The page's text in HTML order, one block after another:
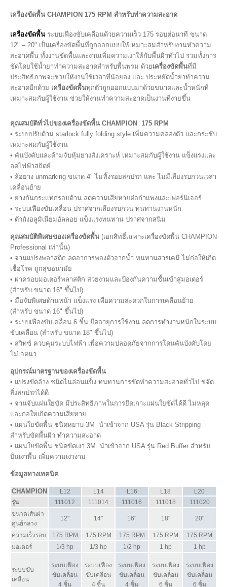
เครื่องขัดพื้น CHAMPION 175 RPM สำหรับทำความสะอาด
เครื่องขัดพื้น ระบบเฟืองขับเคลื่อนด้วยความเร็ว 175 รอบต่อนาที ขนาด
12" – 20" เป็นเครื่องขัดพื้นที่ถูกออกแบบให้เหมาะสมสำหรับงานทำความ
สะอาดพื้น ทั้งงานขัดพื้นและงานเพิ่มความเงาให้กับพื้นผิวทั่วไป รวมทั้งการ
ขัดโดยใช้น้ำยาทำความสะอาดสำหรับพื้นพรม ด้วยเครื่องขัดพื้นที่มี
ประสิทธิภาพจะช่วยให้งานใช้เวลาที่น้อยลง และ ประหยัดน้ำยาทำความ
สะอาดอีกด้วย เครื่องขัดพื้นทุกตัวถูกออกแบบมาด้วยขนาดและน้ำหนักที่
เหมาะสมกับผู้ใช้งาน ช่วยให้งานทำความสะอาดเป็นงานที่ง่ายขึ้น
คุณสมบัติทั่วไปของเครื่องขัดพื้น CHAMPION 175 RPM
• ระบบปรับด้าม starlock fully folding style เพิ่มความคล่องตัว และกระชับ
เหมาะสมกับผู้ใช้งาน
• คันบังคับและด้ามจับหุ้มยางสังเคราะห์ เหมาะสมกับผู้ใช้งาน แข็งแรงและ
ลดไฟฟ้าสถิตย์
• ล้อยาง unmarking ขนาด 4" ไม่ทิ้งรอยสกปรก และ ไม่มีเสียงรบกวนเวลา
เคลื่อนย้าย
• ยางกันกระแทกรอบด้าน ลดความเสียหายต่อกำแพงและเฟอร์นิเจอร์
• ระบบเฟืองขับเคลื่อน ปราศจากเสียงรบกวน ทนทานงานหนัก
• ตัวถังอลูมิเนียมอัลลอย แข็งแรงทนทาน ปราศจากสนิม
คุณสมบัติพิเศษของเครื่องขัดพื้น (เอกสิทธิ์เฉพาะเครื่องขัดพื้น CHAMPION
Professional เท่านั้น)
• จานแปรงพลาสติก ลดอาการพองตัวจากน้ำ ทนทานสารเคมี ไม่ก่อให้เกิด
เชื้อโรค ถูกสุขอนามัย
• ฝาครอบมอเตอร์พลาสติก สวยงามและป้องกันความชื้นเข้าสู่มอเตอร์
(สำหรับ ขนาด 16" ขึ้นไป)
• มือจับพิเศษด้านหน้า แข็งแรง เพื่อความสะดวกในการเคลื่อนย้าย
(สำหรับ ขนาด 16" ขึ้นไป)
• ระบบเฟืองขับเคลื่อน 6 ชิ้น ยืดอายุการใช้งาน ลดการทำงานหนักในระบบ
ขับเคลื่อน (สำหรับ ขนาด 18" ขึ้นไป)
• สวิทซ์ ควบคุมระบบไฟฟ้า เพื่อความปลอดภัยจากการโดนคันบังคับโดย
ไม่เจตนา
อุปกรณ์มาตรฐานของเครื่องขัดพื้น
• แปรงขัดล้าง ชนิดไนล่อนแข็ง ทนทานการขัดทำความสะอาดทั่วไป ขจัด
สิ่งสกปรกได้ดี
• จานจับแผ่นใยขัด มีประสิทธิภาพในการยึดเกาะแผ่นใยขัดได้ดี ไม่หลุด
และก่อใหเกิดความเสียหาย
• แผ่นใยขัดพื้น ชนิดหยาบ 3M นำเข้าจาก USA รุ่น Black Stripping
สำหรับขัดพื้นผิว ทำความสะอาด
• แผ่นใยขัดพื้น ชนิดขัดเงา 3M นำเข้าจาก USA รุ่น Red Buffer สำหรับ
ปั่นเงาพื้น เพิ่มความเงางาม
ข้อมูลทางเทคนิค
CHAMPION L12 L14 L16 L18
L20
รุ่น
111012 111014 111016 111018
111020
ขนาดเส้นผ่า
ศูนย์กลาง
12" 14" 16" 18" 20"
ความเร็วรอบ 175 RPM 175 RPM 175 RPM 175 RPM
175 RPM
มอเตอร์
1/3 hp 1/3 hp 1/2 hp 1 hp 1 hp
ระบบขับ
เคลื่อน
ระบบเฟือง
ขับเคลื่อน
4 ชิ้น
ระบบเฟือง
ขับเคลื่อน
4 ชิ้น
ระบบเฟือง
ขับเคลื่อน
4 ชิ้น
ระบบเฟือง
ขับเคลื่อน
6 ชิ้น
ระบบเฟือง
ขับเคลื่อน
6 ชิ้น